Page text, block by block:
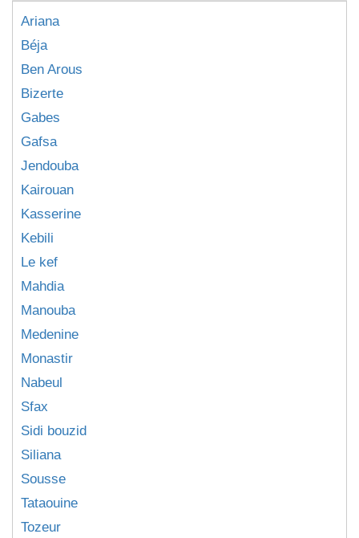
Ariana
Béja
Ben Arous
Bizerte
Gabes
Gafsa
Jendouba
Kairouan
Kasserine
Kebili
Le kef
Mahdia
Manouba
Medenine
Monastir
Nabeul
Sfax
Sidi bouzid
Siliana
Sousse
Tataouine
Tozeur